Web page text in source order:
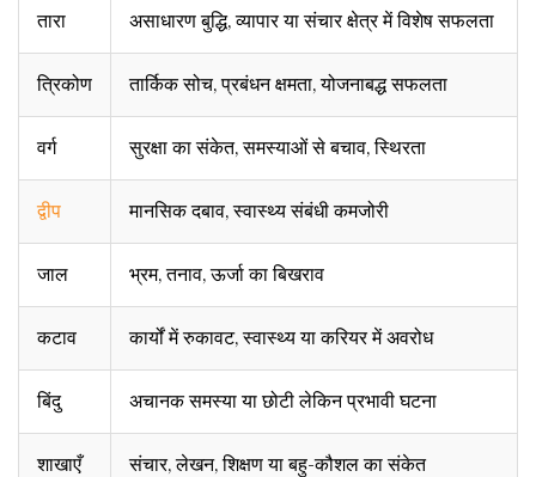
तारा असाधारण बुद्धि, व्यापार या संचार क्षेत्र में विशेष सफलता
त्रिकोण तार्किक सोच, प्रबंधन क्षमता, योजनाबद्ध सफलता
वर्ग सुरक्षा का संकेत, समस्याओं से बचाव, स्थिरता
द्वीप मानसिक दबाव, स्वास्थ्य संबंधी कमजोरी
जाल भ्रम, तनाव, ऊर्जा का बिखराव
कटाव कार्यों में रुकावट, स्वास्थ्य या करियर में अवरोध
बिंदु अचानक समस्या या छोटी लेकिन प्रभावी घटना
शाखाएँ संचार, लेखन, शिक्षण या बहु-कौशल का संकेत